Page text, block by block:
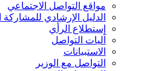
مواقع التواصل الاجتماعي
الدليل الإرشادي للمشاركة
إستطلاع الرأي
آليات التواصل
الاستبيانات
التواصل مع الوزير